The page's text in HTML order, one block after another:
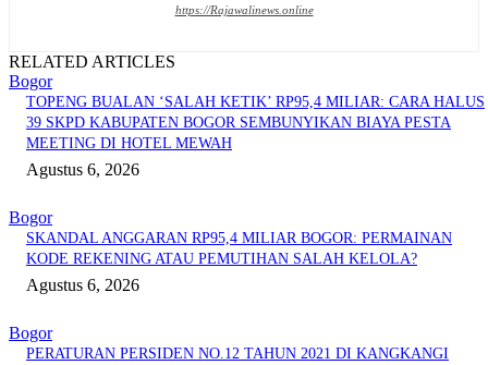
https://Rajawalinews.online
RELATED ARTICLES
Bogor
TOPENG BUALAN ‘SALAH KETIK’ RP95,4 MILIAR: CARA HALUS
39 SKPD KABUPATEN BOGOR SEMBUNYIKAN BIAYA PESTA
MEETING DI HOTEL MEWAH
Agustus 6, 2026
Bogor
SKANDAL ANGGARAN RP95,4 MILIAR BOGOR: PERMAINAN
KODE REKENING ATAU PEMUTIHAN SALAH KELOLA?
Agustus 6, 2026
Bogor
PERATURAN PERSIDEN NO.12 TAHUN 2021 DI KANGKANGI